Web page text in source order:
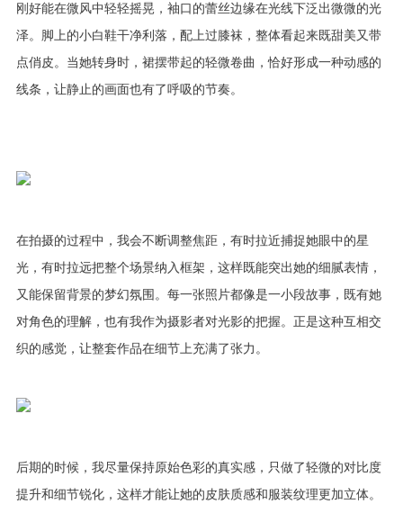
刚好能在微风中轻轻摇晃，袖口的蕾丝边缘在光线下泛出微微的光
泽。脚上的小白鞋干净利落，配上过膝袜，整体看起来既甜美又带
点俏皮。当她转身时，裙摆带起的轻微卷曲，恰好形成一种动感的
线条，让静止的画面也有了呼吸的节奏。
在拍摄的过程中，我会不断调整焦距，有时拉近捕捉她眼中的星
光，有时拉远把整个场景纳入框架，这样既能突出她的细腻表情，
又能保留背景的梦幻氛围。每一张照片都像是一小段故事，既有她
对角色的理解，也有我作为摄影者对光影的把握。正是这种互相交
织的感觉，让整套作品在细节上充满了张力。
后期的时候，我尽量保持原始色彩的真实感，只做了轻微的对比度
提升和细节锐化，这样才能让她的皮肤质感和服装纹理更加立体。